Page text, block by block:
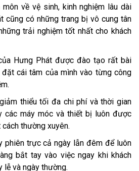
về vệ sinh, kinh nghiệm lâu dài
cũng có những trang bị vô cung tân
trải nghiệm tốt nhất cho khách
Hưng Phát được đào tạo rất bài
cái tâm của mình vào từng công
thiểu tối đa chi phí và thời gian
các máy móc và thiết bị luôn được
thường xuyên.
phiên trực cả ngày lẫn đêm để luôn
bắt tay vào việc ngay khi khách
lễ và ngày thường.